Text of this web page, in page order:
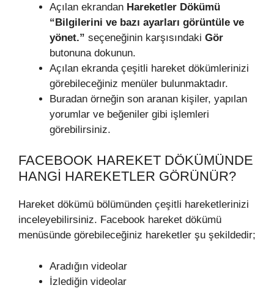
Açılan ekrandan Hareketler Dökümü
“Bilgilerini ve bazı ayarları görüntüle ve
yönet.” seçeneğinin karşısındaki Gör
butonuna dokunun.
Açılan ekranda çeşitli hareket dökümlerinizi
görebileceğiniz menüler bulunmaktadır.
Buradan örneğin son aranan kişiler, yapılan
yorumlar ve beğeniler gibi işlemleri
görebilirsiniz.
FACEBOOK HAREKET DÖKÜMÜNDE
HANGI HAREKETLER GÖRÜNÜR?
Hareket dökümü bölümünden çeşitli hareketlerinizi
inceleyebilirsiniz. Facebook hareket dökümü
menüsünde görebileceğiniz hareketler şu şekildedir;
Aradığın videolar
İzlediğin videolar